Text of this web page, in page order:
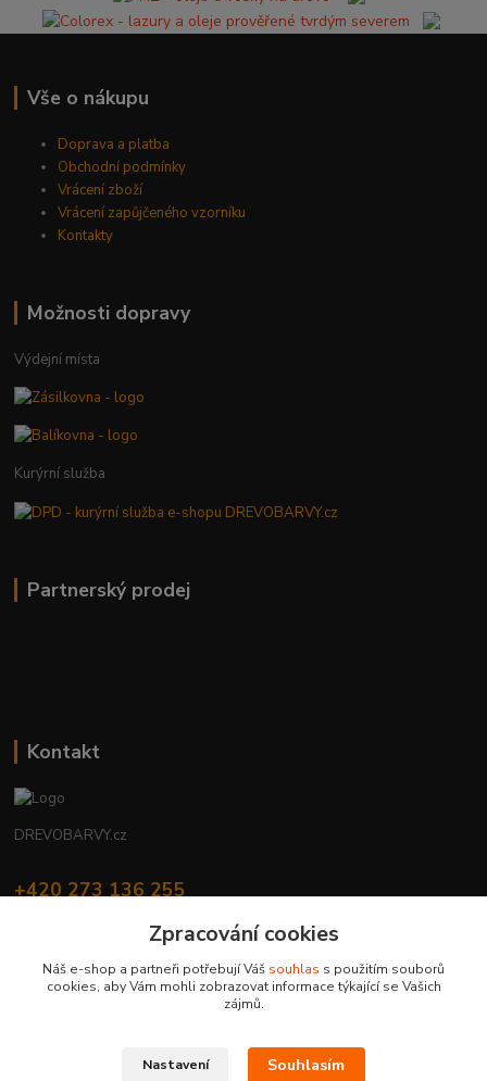
Vše o nákupu
Doprava a platba
Obchodní podmínky
Vrácení zboží
Vrácení zapůjčeného vzorníku
Kontakty
Možnosti dopravy
Výdejní místa
Kurýrní služba
Partnerský prodej
Kontakt
DREVOBARVY.cz
+420 273 136 255
Zpracování cookies
Náš e-shop a partneři potřebují Váš souhlas s použitím souborů
cookies, aby Vám mohli zobrazovat informace týkající se Vašich
zájmů.
Nastavení Souhlasím